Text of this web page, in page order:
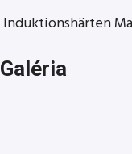
Induktionshärten
Galéria